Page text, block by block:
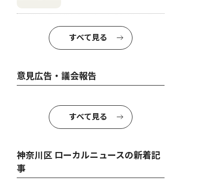
すべて見る
意見広告・議会報告
すべて見る
神奈川区 ローカルニュースの新着記
事